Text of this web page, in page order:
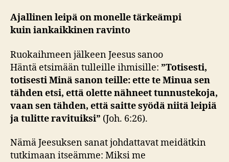
Ajallinen leipä onmonelle tärkeämpi
kuiniankaikkinen ravinto
Ruokaihmeen jälkeen Jeesus sanoo
Häntä etsimään tulleille ihmisille: ”Totisesti,
totisesti Minäsanon teille: ette te Minua sen
tähden etsi, ettäolette nähneet tunnustekoja,
vaan sen tähden, ettäsaitte syödä niitä leipiä
ja tulitte ravituiksi” (Joh. 6:26).
Nämä Jeesuksen sanat johdattavat meidätkin
tutkimaan itseämme: Miksi me